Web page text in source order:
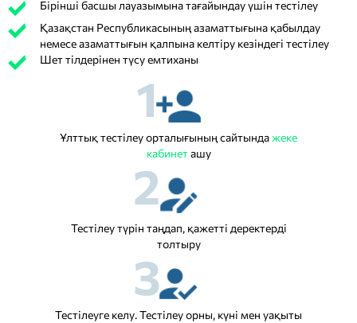
Бірінші басшы лауазымына тағайындау үшін тестілеу
Қазақстан Республикасының азаматтығына қабылдау
немесе азаматтығын қалпына келтіру кезіндегі тестілеу
Шет тілдерінен түсу емтиханы
1
Ұлттық тестілеу орталығының сайтындажеке
кабинеташу
2
Тестілеу түрін таңдап, қажетті деректерді
толтыру
3
Тестілеуге келу. Тестілеу орны, күні мен уақыты